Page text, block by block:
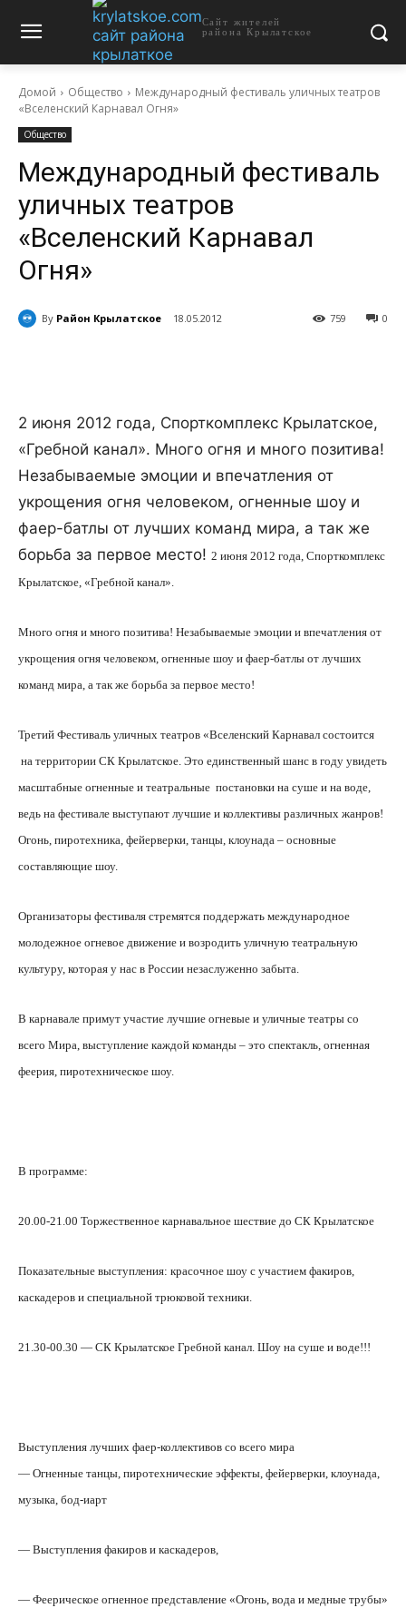
Сайт жителей
района Крылатское
Домой Общество
Международный фестиваль уличных театров
«Вселенский Карнавал Огня»
Общество
Международный фестиваль
уличных театров
«Вселенский Карнавал
Огня»
By Район Крылатское 18.05.2012 0
759
2 июня 2012 года, Спорткомплекс Крылатское,
«Гребной канал». Много огня и много позитива!
Незабываемые эмоции и впечатления от
укрощения огня человеком, огненные шоу и
фаер-батлы от лучших команд мира, а так же
борьба за первое место! 2 июня 2012 года, Спорткомплекс
Крылатское, «Гребной канал».
Много огня и много позитива! Незабываемые эмоции и впечатления от
укрощения огня человеком, огненные шоу и фаер-батлы от лучших
команд мира, а так же борьба за первое место!
Третий Фестиваль уличных театров «Вселенский Карнавал состоится
на территории СК Крылатское. Это единственный шанс в году увидеть
масштабные огненные и театральные постановки на суше и на воде,
ведь на фестивале выступают лучшие и коллективы различных жанров!
Огонь, пиротехника, фейерверки, танцы, клоунада – основные
составляющие шоу.
Организаторы фестиваля стремятся поддержать международное
молодежное огневое движение и возродить уличную театральную
культуру, которая у нас в России незаслуженно забыта.
В карнавале примут участие лучшие огневые и уличные театры со
всего Мира, выступление каждой команды – это спектакль, огненная
феерия, пиротехническое шоу.
В программе:
20.00-21.00 Торжественное карнавальное шествие до СК Крылатское
Показательные выступления: красочное шоу с участием факиров,
каскадеров и специальной трюковой техники.
21.30-00.30 — СК Крылатское Гребной канал. Шоу на суше и воде!!!
Выступления лучших фаер-коллективов со всего мира
— Огненные танцы, пиротехнические эффекты, фейерверки, клоунада,
музыка, бод-иарт
— Выступления факиров и каскадеров,
— Феерическое огненное представление «Огонь, вода и медные трубы»